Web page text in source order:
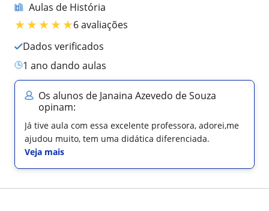
Aulas de História
★★★★★6 avaliações
Dados verificados
1 ano dando aulas
Os alunos de Janaina Azevedo de Souza
opinam:
Já tive aula com essa excelente professora, adorei,me
ajudou muito, tem uma didática diferenciada.
Veja mais